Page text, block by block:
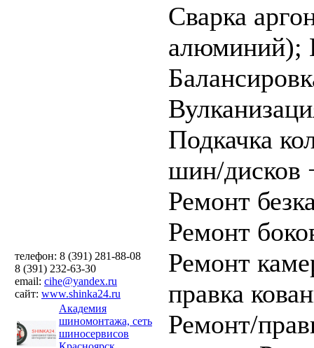
телефон: 8 (391) 281-88-08
8 (391) 232-63-30
email: cihe@yandex.ru
сайт: www.shinka24.ru
Академия
шиномонтажа, сеть
шиносервисов
Cварка
алюминий);
Подкачка
шин/дисков
Ремонт
Ремонт
Ремонт
правка
Ремонт/